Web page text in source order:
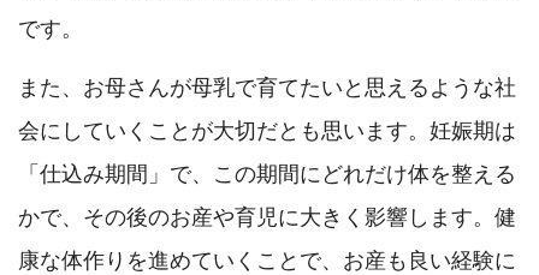
です。
また、お母さんが母乳で育てたいと思えるような社
会にしていくことが大切だとも思います。妊娠期は
「仕込み期間」で、この期間にどれだけ体を整える
かで、その後のお産や育児に大きく影響します。健
康な体作りを進めていくことで、お産も良い経験に